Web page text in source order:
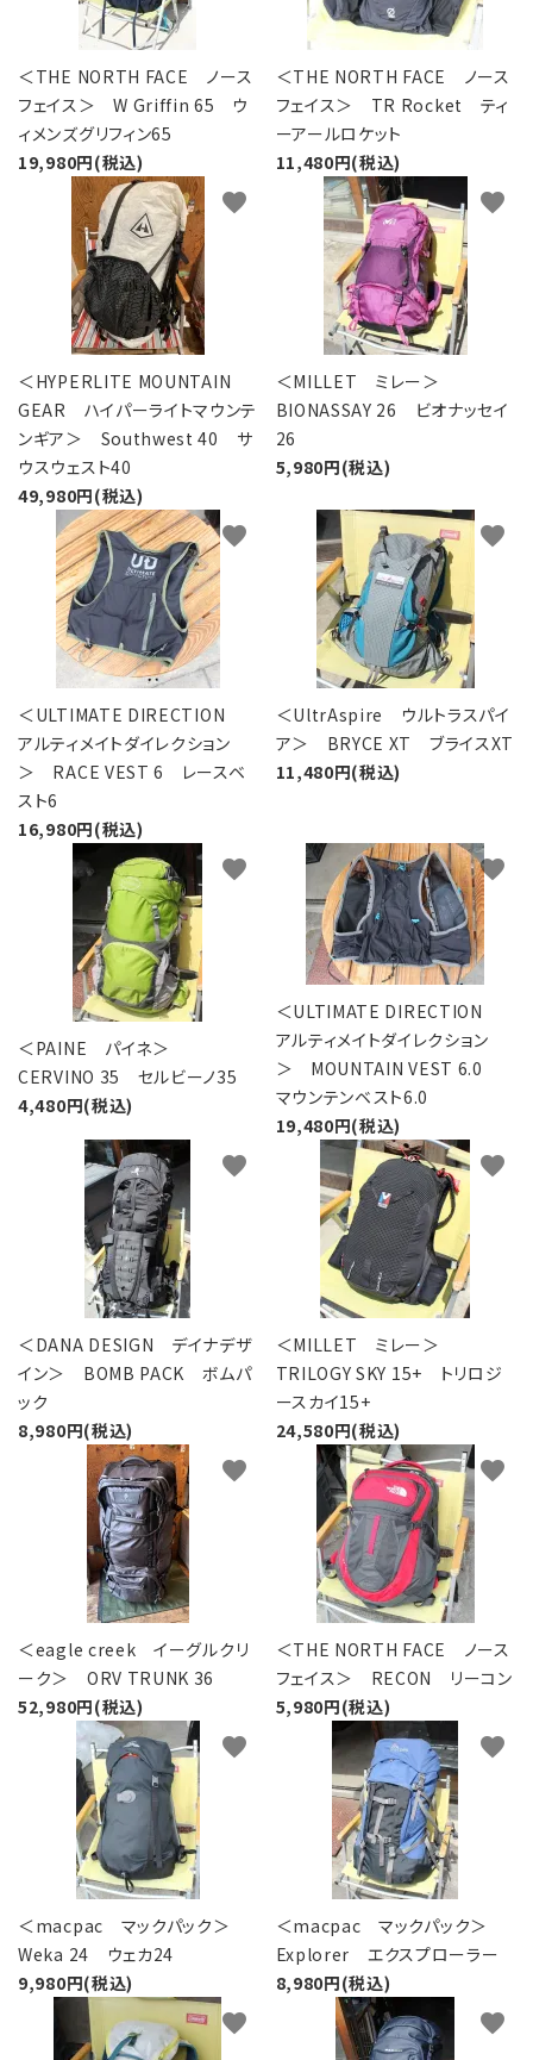
＜THE NORTH FACE ノース
フェイス＞ W Griffin 65 ウ
ィメンズグリフィン65
19,980円(税込)
＜THE NORTH FACE ノース
フェイス＞ TR Rocket ティ
ーアールロケット
11,480円(税込)
＜HYPERLITE MOUNTAIN
GEAR ハイパーライトマウンテ
ンギア＞ Southwest 40 サ
ウスウェスト40
49,980円(税込)
favorite
＜MILLET ミレー＞
BIONASSAY 26 ビオナッセイ
26
5,980円(税込)
favorite
＜ULTIMATE DIRECTION
アルティメイトダイレクション
＞ RACE VEST 6 レースベ
スト6
16,980円(税込)
favorite
＜UltrAspire ウルトラスパイ
ア＞ BRYCE XT ブライスXT
11,480円(税込)
favorite
＜PAINE パイネ＞
CERVINO 35 セルビーノ35
4,480円(税込)
favorite
＜ULTIMATE DIRECTION
アルティメイトダイレクション
＞ MOUNTAIN VEST 6.0
マウンテンベスト6.0
19,480円(税込)
favorite
＜DANA DESIGN デイナデザ
イン＞ BOMB PACK ボムパ
ック
8,980円(税込)
favorite
＜MILLET ミレー＞
TRILOGY SKY 15+ トリロジ
ースカイ15+
24,580円(税込)
favorite
＜eagle creek イーグルクリ
ーク＞ ORV TRUNK 36
52,980円(税込)
favorite
＜THE NORTH FACE ノース
フェイス＞ RECON リーコン
5,980円(税込)
favorite
＜macpac マックパック＞
Weka 24 ウェカ24
9,980円(税込)
favorite
＜macpac マックパック＞
Explorer エクスプローラー
8,980円(税込)
favorite
favorite favorite